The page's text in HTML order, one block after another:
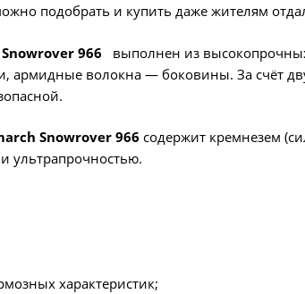
подобрать и купить даже жителям
966 выполнен из
волокна — боковины. За счёт
Snowrover 966 содержит кремнезем
ультрапрочностью.
характеристик;